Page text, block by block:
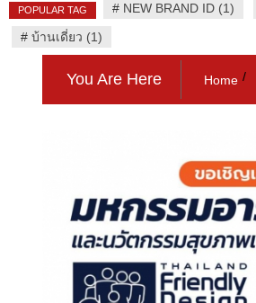
POPULAR TAG # NEW BRAND ID (1)
# บ้านเดี่ยว (1)
You Are Here Home